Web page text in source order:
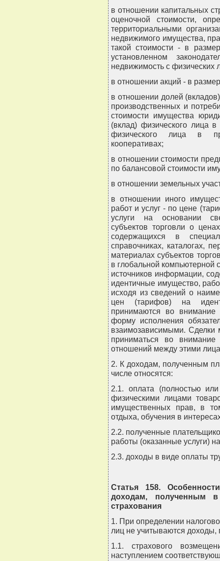
в отношении капитальных
оценочной стоимости,
территориальными
недвижимого имущества,
такой стоимости - в
установленном
недвижимость с физических
в отношении акций - в
в отношении долей
производственных и
стоимости имущества
(вклад) физического лица
физического лица в
кооперативах;
в отношении стоимости
по балансовой стоимости
в отношении земельных
в отношении иного
работ и услуг - по цене
услуги на основании
субъектов торговли о
содержащихся в
справочниках, каталогах,
материалах субъектов
в глобальной компьютерной
источников информации,
идентичные имущество,
исходя из сведений о
цен (тарифов) на
принимаются во внимание
форму исполнения
взаимозависимыми.
приниматься во
отношений между этими
2. К доходам, полученным
числе относятся:
2.1. оплата (полностью
физическими лицами
имущественных прав, в
отдыха, обучения в
2.2. полученные
работы (оказанные услуги)
2.3. доходы в виде оплаты
Статья 158.
доходам, полученным
страхования
1. При определении
лиц не учитываются доходы,
1.1. страхового
наступлением